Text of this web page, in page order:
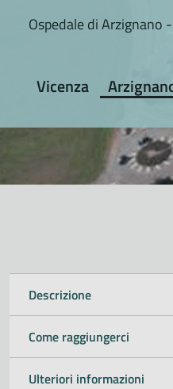
Ospedale di Arzignano
Vicenza
Descrizione
Come raggiungerci
Ulteriori informazioni